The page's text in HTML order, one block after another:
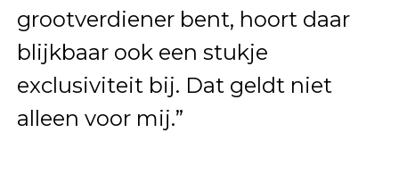
grootverdiener bent, hoort daar
blijkbaar ook een stukje
exclusiviteit bij. Dat geldt niet
alleen voor mij.”